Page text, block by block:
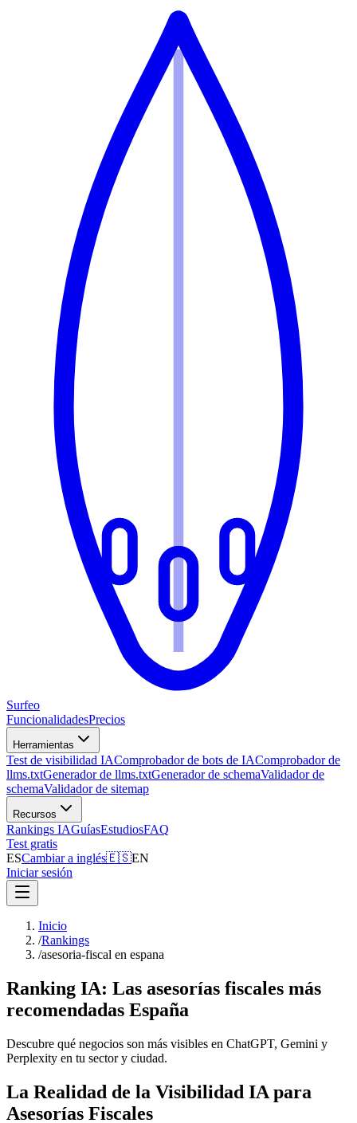
Surfeo
FuncionalidadesPrecios
Herramientas
Test de visibilidad IAComprobador de bots de IAComprobador de
llms.txtGenerador de llms.txtGenerador de schemaValidador de
schemaValidador de sitemap
Recursos
Rankings IAGuíasEstudiosFAQ
Test gratis
ESCambiar a inglés🇪🇸EN
Iniciar sesión
Inicio
/Rankings
/asesoria-fiscal en espana
Ranking IA: Las asesorías fiscales más
recomendadas España
Descubre qué negocios son más visibles en ChatGPT, Gemini y
Perplexity en tu sector y ciudad.
La Realidad de la Visibilidad IA para
Asesorías Fiscales